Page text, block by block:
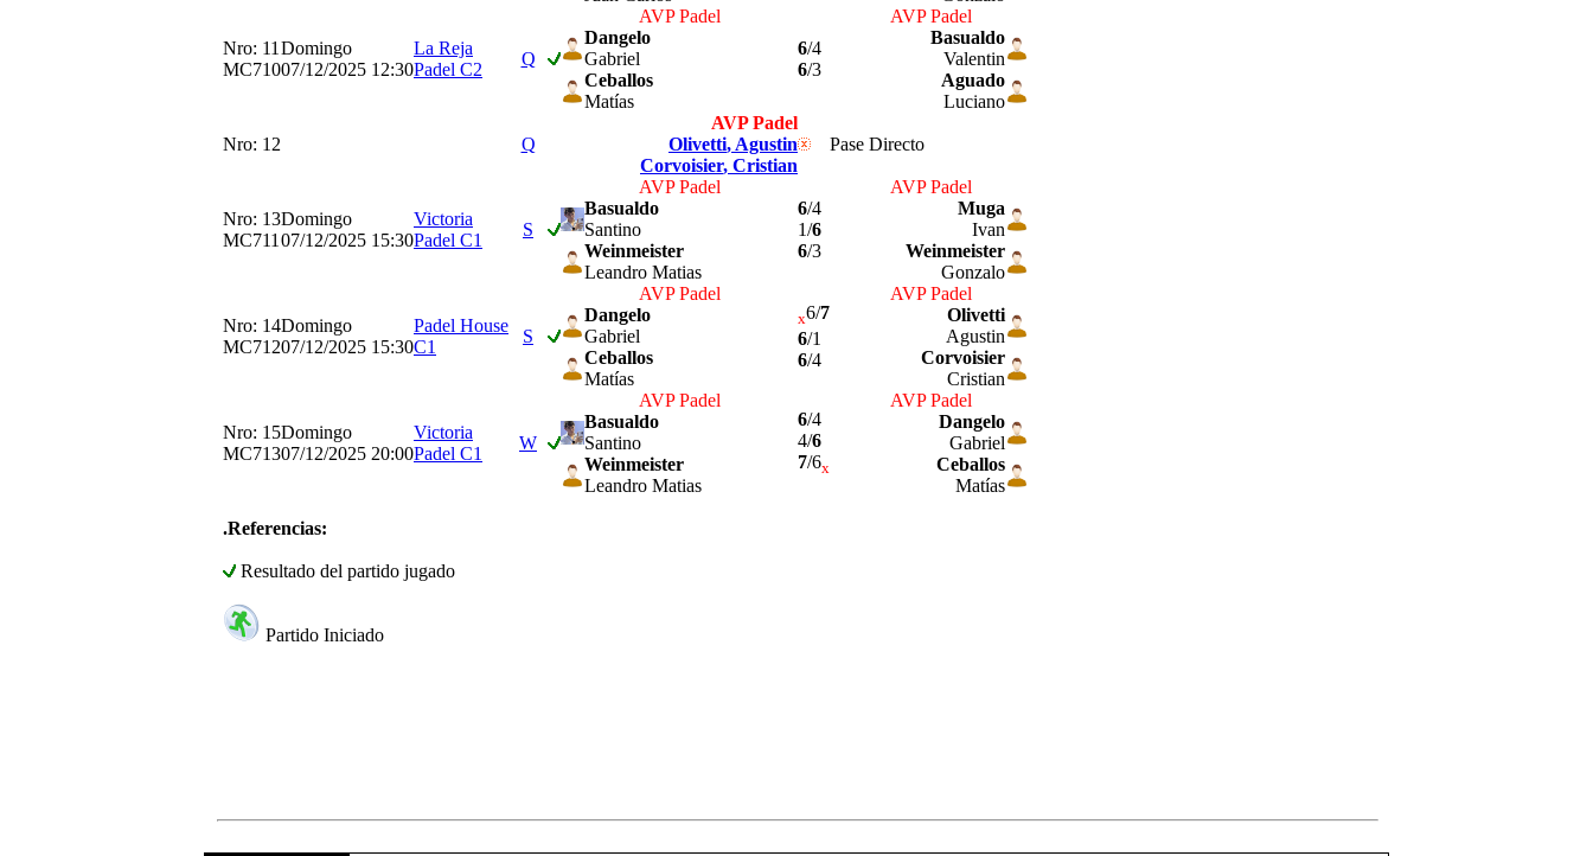
Nro: 11
MC710
Domingo
07/12/2025 12:30
La Reja
Padel C2
Q
AVP Padel
Dangelo
Gabriel
Ceballos
Matías
6/4
6/3
AVP Padel
Basualdo
Valentin
Aguado
Luciano
Nro: 12 Q
AVP Padel
Olivetti, Agustin
Corvoisier, Cristian
Pase Directo
Nro: 13
MC711
Domingo
07/12/2025 15:30
Victoria
Padel C1
S
AVP Padel
Basualdo
Santino
Weinmeister
Leandro Matias
6/4
1/6
6/3
AVP Padel
Muga
Ivan
Weinmeister
Gonzalo
Nro: 14
MC712
Domingo
07/12/2025 15:30
Padel House
C1
S
AVP Padel
Dangelo
Gabriel
Ceballos
Matías
x6/7
6/1
6/4
AVP Padel
Olivetti
Agustin
Corvoisier
Cristian
Nro: 15
MC713
Domingo
07/12/2025 20:00
Victoria
Padel C1
W
AVP Padel
Basualdo
Santino
Weinmeister
Leandro Matias
6/4
4/6
7/6x
AVP Padel
Dangelo
Gabriel
Ceballos
Matías
.Referencias:
Resultado del partido jugado
Partido Iniciado